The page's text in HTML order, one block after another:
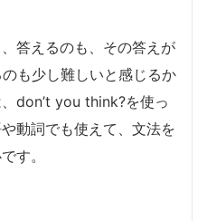
答えるのも、その答えが
も少し難しいと感じるか
don’t you think?を使っ
動詞でも使えて、文法を
す。